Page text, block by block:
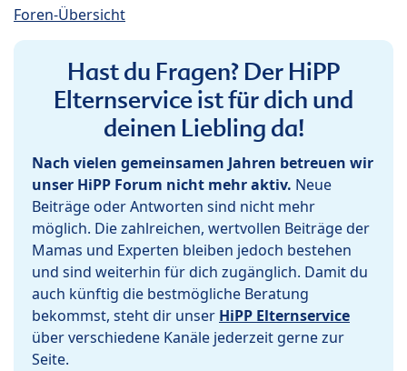
Foren-Übersicht
Hast du Fragen? Der HiPP
Elternservice ist für dich und
deinen Liebling da!
Nach vielen gemeinsamen Jahren betreuen wir
unser HiPP Forum nicht mehr aktiv. Neue
Beiträge oder Antworten sind nicht mehr
möglich. Die zahlreichen, wertvollen Beiträge der
Mamas und Experten bleiben jedoch bestehen
und sind weiterhin für dich zugänglich. Damit du
auch künftig die bestmögliche Beratung
bekommst, steht dir unser HiPP Elternservice
über verschiedene Kanäle jederzeit gerne zur
Seite.